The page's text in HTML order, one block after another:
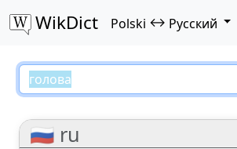
WikDict Polski ↔ Русский
голова –
🇷🇺 ru